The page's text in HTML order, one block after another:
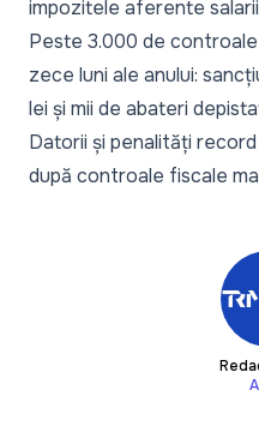
impozitele aferente
Peste 3.000 de
zece luni ale anului:
lei și mii de abateri
Datorii și penalități
după controale fiscale